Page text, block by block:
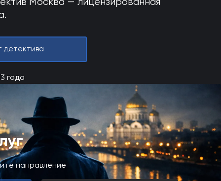
Москва — лицензированная
детектива
года
направление